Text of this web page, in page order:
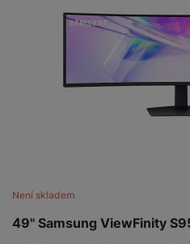
49" Samsung ViewFinity
Není skladem